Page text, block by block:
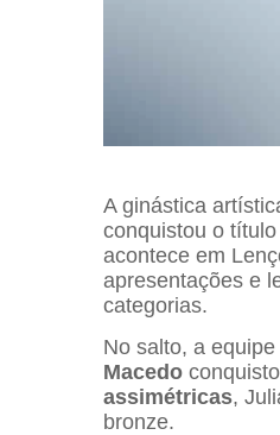
A ginástica
conquistou o
acontece em
apresentações e
categorias.
No salto, a
Macedo
assimétricas,
bronze.